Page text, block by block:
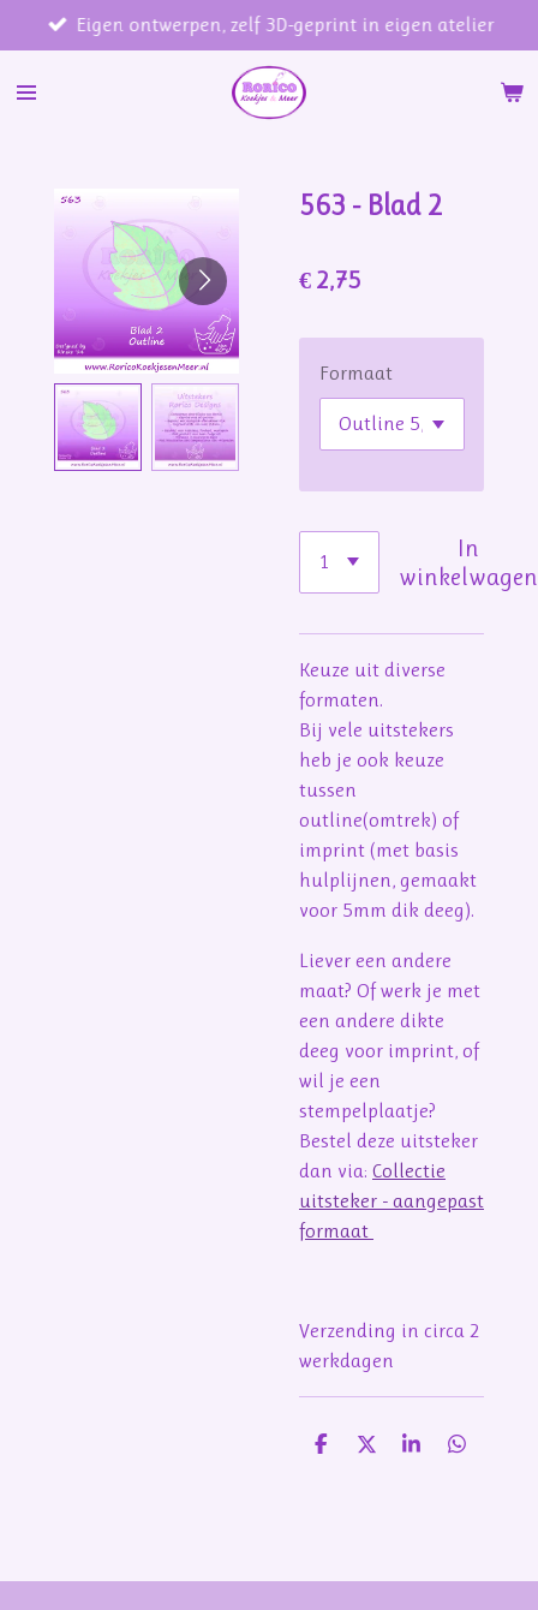
direct
naar
Eigen ontwerpen, zelf 3D-geprint in eigen atelier
563 - Blad 2
€ 2,75
Formaat
In
winkelwagen
Keuze uit diverse
formaten.
Bij vele uitstekers
heb je ook keuze
tussen
outline(omtrek) of
imprint (met basis
hulplijnen, gemaakt
voor 5mm dik deeg).
Liever een andere
maat? Of werk je met
een andere dikte
deeg voor imprint, of
wil je een
stempelplaatje?
Bestel deze uitsteker
dan via: Collectie
uitsteker - aangepast
formaat
Verzending in circa 2
werkdagen
D
D
S
D